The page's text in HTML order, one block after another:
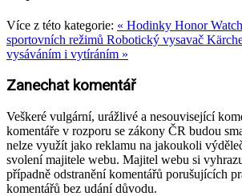
Více z této kategorie: « Hodinky Honor
sportovních režimů Robotický vysavač
vysáváním i vytíráním »
Zanechat komentář
Veškeré vulgární, urážlivé a nesouvisející
komentáře v rozporu se zákony ČR budou
nelze využít jako reklamu na jakoukoli
svolení majitele webu. Majitel webu si
případně odstranění komentářů porušujících
komentářů bez udání důvodu.